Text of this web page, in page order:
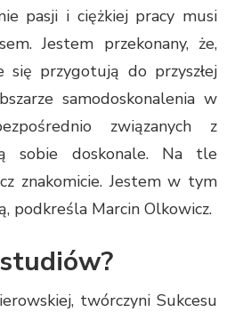
pasji i ciężkiej pracy musi
Jestem przekonany, że,
przygotują do przyszłej
samodoskonalenia w
związanych z
sobie doskonale. Na tle
znakomicie. Jestem w tym
podkreśla Marcin Olkowicz.
twórczyni Sukcesu